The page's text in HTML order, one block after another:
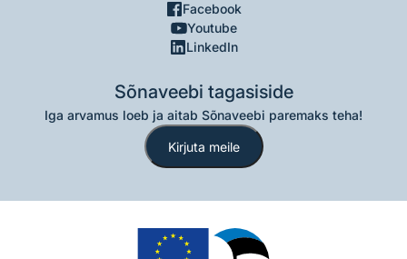
Facebook
Youtube
LinkedIn
Sõnaveebi tagasiside
Iga arvamus loeb ja aitab Sõnaveebi paremaks teha!
Kirjuta meile